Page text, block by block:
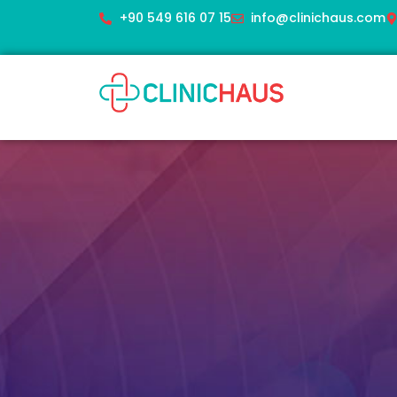
+90 549 616 07 15 info@clinichaus.com